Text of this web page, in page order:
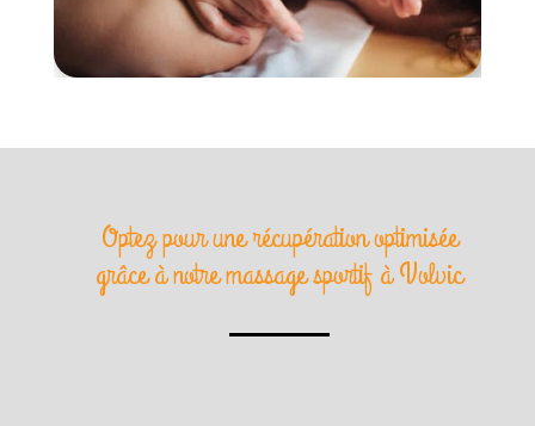
Optez pour une récupération optimisée
grâce à notre massage sportif à Volvic